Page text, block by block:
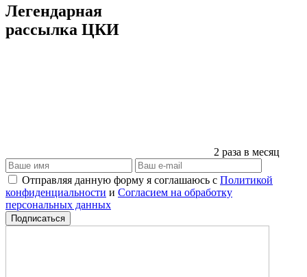
Легендарная
рассылка ЦКИ
2 раза в месяц
Отправляя данную форму я соглашаюсь с Политикой
конфиденциальности и Согласием на обработку
персональных данных
Подписаться